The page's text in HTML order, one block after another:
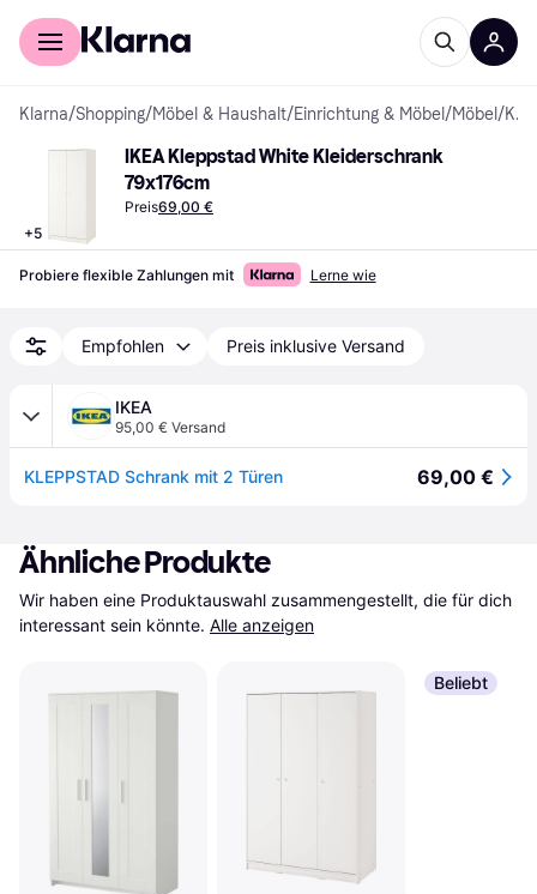
Für Shopper
Klarna/Shopping/Möbel & Haushalt/Einrichtung & Möbel /Möbel / Kleiderschränke
+5
IKEA Kleppstad White Kleiderschrank
79x176cm
Preis69,00 €
Probiere flexible Zahlungen mit Lerne wie
Empfohlen Preis inklusive Versand
IKEA
95,00 € Versand
KLEPPSTAD Schrank mit 2 Türen 69,00 €
Ähnliche Produkte
Wir haben eine Produktauswahl zusammengestellt, die für dich
interessant sein könnte. Alle anzeigen
Beliebt